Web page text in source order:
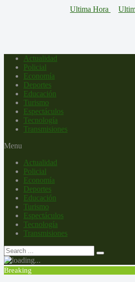
Actualidad
Policial
Economía
Deportes
Educación
Turismo
Espectáculos
Tecnología
Transmisiones
Menu
Actualidad
Policial
Economía
Deportes
Educación
Turismo
Espectáculos
Tecnología
Transmisiones
Breaking